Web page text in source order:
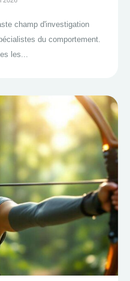
champ d'investigation
du comportement.
les...